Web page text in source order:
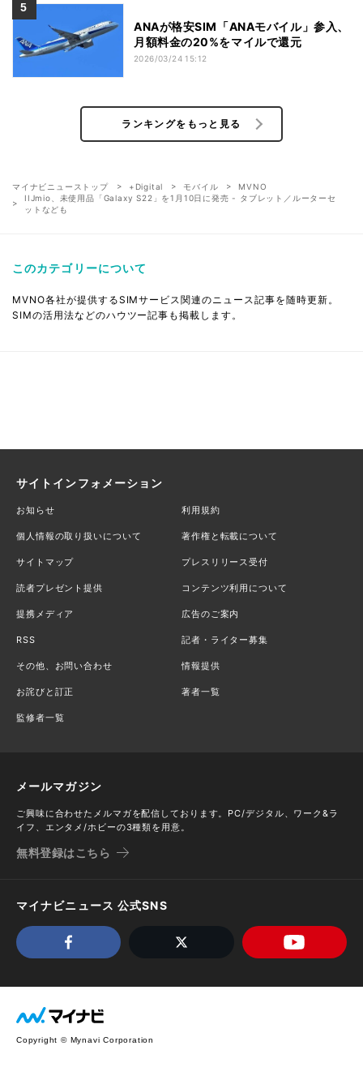
ANAが格安SIM「ANAモバイル」参入、
月額料金の20%をマイルで還元
2026/03/24 15:12
ランキングをもっと見る
マイナビニューストップ +Digital モバイル
MVNO
IIJmio、未使用品「Galaxy S22」を1月10日に発売 - タブレット／ルーターセ
ットなども
このカテゴリーについて
MVNO各社が提供するSIMサービス関連のニュース記事を随時更新。
SIMの活用法などのハウツー記事も掲載します。
サイトインフォメーション
お知らせ 利用規約
個人情報の取り扱いについて 著作権と転載について
サイトマップ プレスリリース受付
読者プレゼント提供 コンテンツ利用について
提携メディア 広告のご案内
RSS 記者・ライター募集
その他、お問い合わせ 情報提供
お詫びと訂正 著者一覧
監修者一覧
メールマガジン
ご興味に合わせたメルマガを配信しております。PC/デジタル、ワーク&ラ
イフ、エンタメ/ホビーの3種類を用意。
無料登録はこちら
マイナビニュース 公式SNS
Copyright © Mynavi Corporation